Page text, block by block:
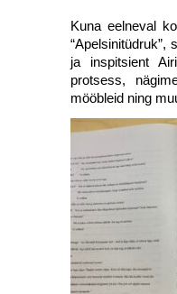
Kuna eelneval
“Apelsinitüdruk”,
ja inspitsient
protsess,
mööbleid ning